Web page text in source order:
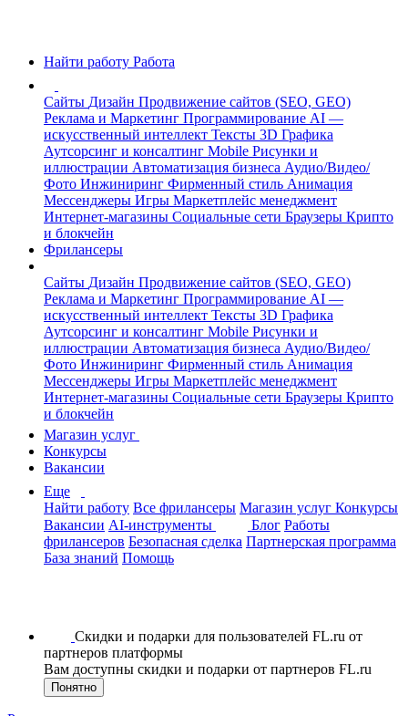
Найти работу Работа
Сайты Дизайн Продвижение сайтов (SEO, GEO)
Реклама и Маркетинг Программирование AI —
искусственный интеллект Тексты 3D Графика
Аутсорсинг и консалтинг Mobile Рисунки и
иллюстрации Автоматизация бизнеса Аудио/Видео/
Фото Инжиниринг Фирменный стиль Анимация
Мессенджеры Игры Маркетплейс менеджмент
Интернет-магазины Социальные сети Браузеры Крипто
и блокчейн
Фрилансеры
Сайты Дизайн Продвижение сайтов (SEO, GEO)
Реклама и Маркетинг Программирование AI —
искусственный интеллект Тексты 3D Графика
Аутсорсинг и консалтинг Mobile Рисунки и
иллюстрации Автоматизация бизнеса Аудио/Видео/
Фото Инжиниринг Фирменный стиль Анимация
Мессенджеры Игры Маркетплейс менеджмент
Интернет-магазины Социальные сети Браузеры Крипто
и блокчейн
Магазин услуг
Конкурсы
Вакансии
Еще
Найти работу Все фрилансеры Магазин услуг Конкурсы
Вакансии AI-инструменты Блог Работы
фрилансеров Безопасная сделка Партнерская программа
База знаний Помощь
Скидки и подарки для пользователей FL.ru от
партнеров платформы
Вам доступны скидки и подарки от партнеров FL.ru
Понятно